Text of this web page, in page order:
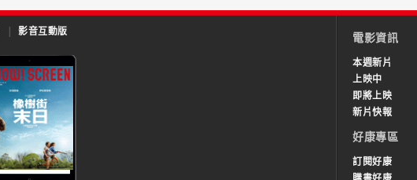
| 影音互動版 電影資訊
本週新片
上映中
即將上映
新片快報
好康專區
訂閱好康